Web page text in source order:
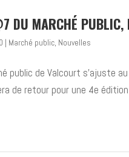
DU MARCHÉ PUBLIC,
| Marché public, Nouvelles
public de Valcourt s’ajuste
de retour pour une 4e